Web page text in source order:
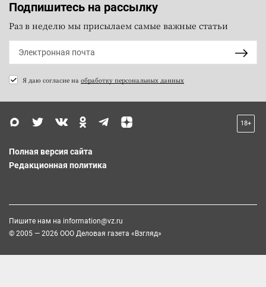
Подпишитесь на рассылку
Раз в неделю мы присылаем самые важные статьи
Я даю согласие на обработку персональных данных
18+
Полная версия сайта
Редакционная политика
Пишите нам на information@vz.ru
© 2005 — 2026 ООО Деловая газета «Взгляд»